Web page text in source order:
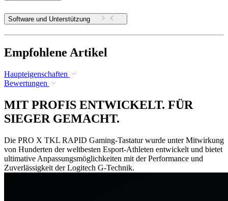
Software und Unterstützung
Empfohlene Artikel
Haupteigenschaften
Bewertungen
MIT PROFIS ENTWICKELT. FÜR
SIEGER GEMACHT.
Die PRO X TKL RAPID Gaming-Tastatur wurde unter Mitwirkung
von Hunderten der weltbesten Esport-Athleten entwickelt und bietet
ultimative Anpassungsmöglichkeiten mit der Performance und
Zuverlässigkeit der Logitech G-Technik.